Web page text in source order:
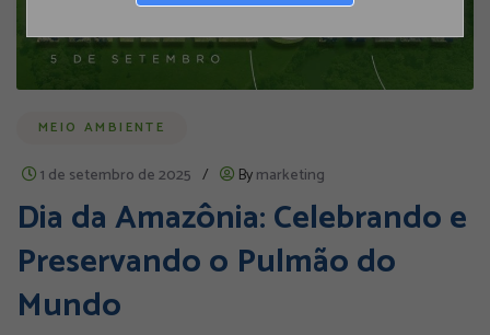
MEIO AMBIENTE
1 de setembro de 2025 / Bymarketing
Dia da Amazônia: Celebrando e
Preservando o Pulmão do
Mundo